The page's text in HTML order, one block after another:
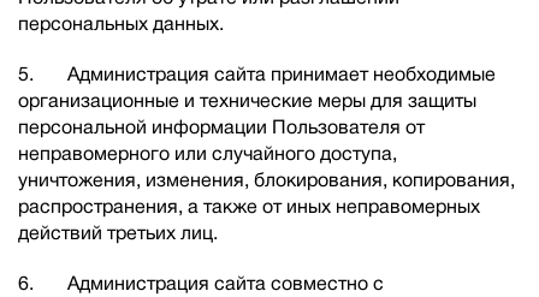
персональных данных.
5. Администрация сайта принимает необходимые
организационные и технические меры для защиты
персональной информации Пользователя от
неправомерного или случайного доступа,
уничтожения, изменения, блокирования, копирования,
распространения, а также от иных неправомерных
действий третьих лиц.
6. Администрация сайта совместно с